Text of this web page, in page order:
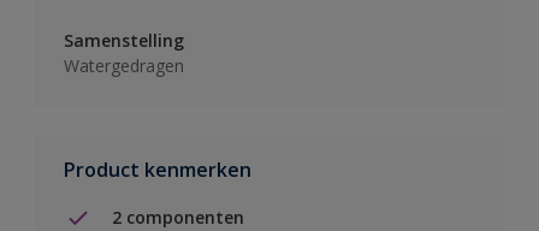
Samenstelling
Watergedragen
Product kenmerken
2 componenten